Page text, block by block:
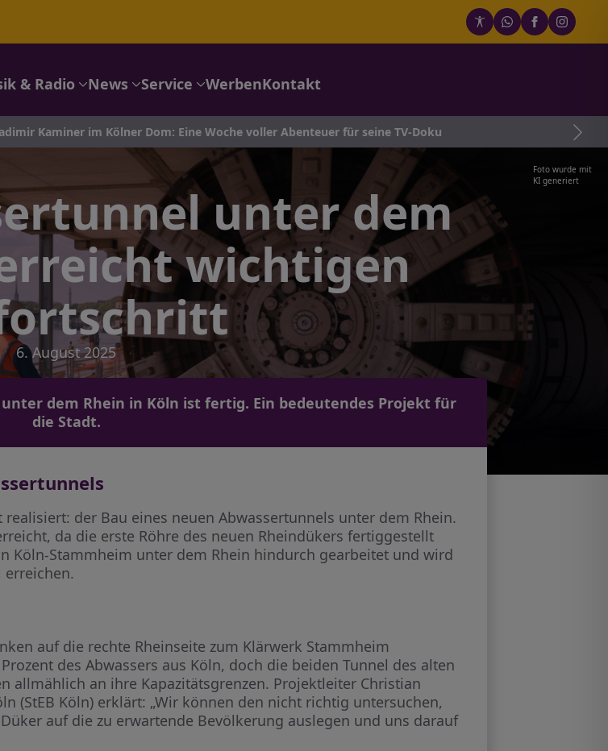
& Radio News Service WerbenKontakt
Dom: Eine Woche voller Abenteuer für seine TV-Doku
Foto wurde mit
KI generiert
unter dem
wichtigen
6. August 2025
dem Rhein in Köln ist fertig. Ein bedeutendes Projekt für
die Stadt.
der Bau eines neuen Abwassertunnels unter dem Rhein.
da die erste Röhre des neuen Rheindükers fertiggestellt
Köln-Stammheim unter dem Rhein hindurch gearbeitet und wird
erreichen.
auf die rechte Rheinseite zum Klärwerk Stammheim
des Abwassers aus Köln, doch die beiden Tunnel des alten
allmählich an ihre Kapazitätsgrenzen. Projektleiter Christian
(StEB Köln) erklärt: „Wir können den nicht richtig untersuchen,
auf die zu erwartende Bevölkerung auslegen und uns darauf